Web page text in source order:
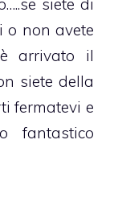
siete di
o non avete
arrivato il
siete della
fermatevi e
fantastico